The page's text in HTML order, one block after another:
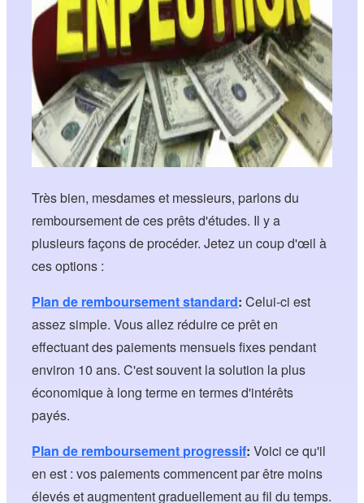
Très bien, mesdames et messieurs, parlons du
remboursement de ces prêts d'études. Il y a
plusieurs façons de procéder. Jetez un coup d'œil à
ces options :
Plan de remboursement standard: Celui-ci est
assez simple. Vous allez réduire ce prêt en
effectuant des paiements mensuels fixes pendant
environ 10 ans. C'est souvent la solution la plus
économique à long terme en termes d'intérêts
payés.
Plan de remboursement progressif: Voici ce qu'il
en est : vos paiements commencent par être moins
élevés et augmentent graduellement au fil du temps.